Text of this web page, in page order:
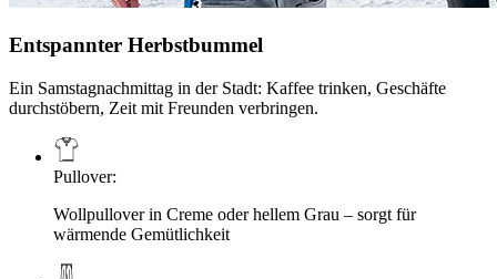
Entspannter Herbstbummel
Ein Samstagnachmittag in der Stadt: Kaffee trinken, Geschäfte
durchstöbern, Zeit mit Freunden verbringen.
Pullover:
Wollpullover in Creme oder hellem Grau – sorgt für
wärmende Gemütlichkeit